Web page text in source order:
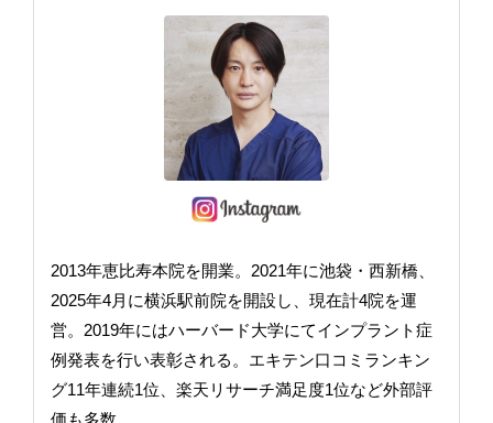
2013年恵比寿本院を開業。2021年に池袋・西新橋、
2025年4月に横浜駅前院を開設し、現在計4院を運
営。2019年にはハーバード大学にてインプラント症
例発表を行い表彰される。エキテン口コミランキン
グ11年連続1位、楽天リサーチ満足度1位など外部評